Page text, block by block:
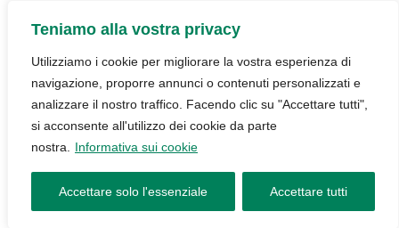
Teniamo alla vostra privacy
Utilizziamo i cookie per migliorare la vostra esperienza di
navigazione, proporre annunci o contenuti personalizzati e
analizzare il nostro traffico. Facendo clic su "Accettare tutti",
si acconsente all'utilizzo dei cookie da parte
nostra.
Informativa sui cookie
Accettare solo l'essenziale Accettare tutti